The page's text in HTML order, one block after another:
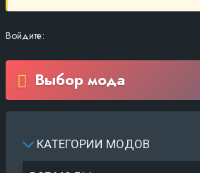
Войдите:
Выбор мода
КАТЕГОРИИ МОДОВ